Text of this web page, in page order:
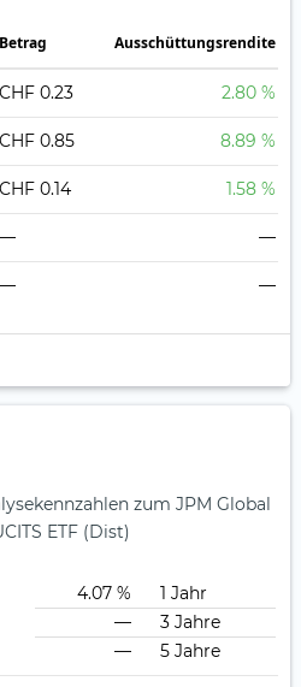
Betrag Ausschüttungsrendite
CHF 0.23 2.80 %
CHF 0.85 8.89 %
CHF 0.14 1.58 %
— —
— —
zum JPM Global
ETF (Dist)
4.07 %
1 Jahr
—
3 Jahre
—
5 Jahre